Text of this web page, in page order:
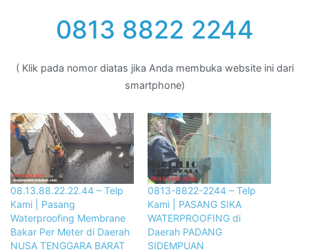
0813 8822 2244
( Klik pada nomor diatas jika Anda membuka website ini dari
smartphone)
08.13.88.22.22.44 – Telp
Kami | Pasang
Waterproofing Membrane
Bakar Per Meter di Daerah
NUSA TENGGARA BARAT
0813-8822-2244 – Telp
Kami | PASANG SIKA
WATERPROOFING di
Daerah PADANG
SIDEMPUAN